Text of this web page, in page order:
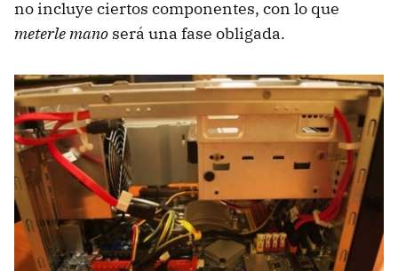
no incluye ciertos componentes, con lo que
meterle mano será una fase obligada.